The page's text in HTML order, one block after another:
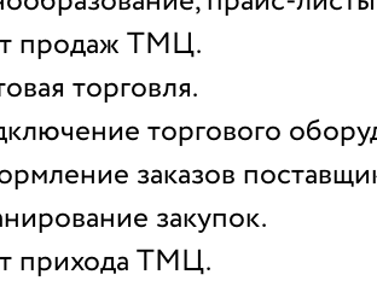
продаж ТМЦ.
торговля.
торгового
заказов
закупок.
прихода ТМЦ.